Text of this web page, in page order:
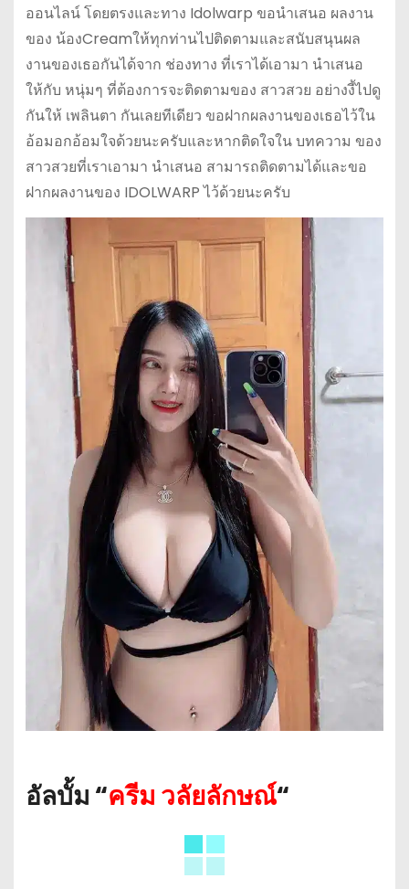
ออนไลน์ โดยตรงและทาง Idolwarp ขอนำเสนอ ผลงาน
ของ น้องCreamให้ทุกท่านไปติดตามและสนับสนุนผล
งานของเธอกันได้จาก ช่องทาง ที่เราได้เอามา นำเสนอ
ให้กับ หนุ่มๆ ที่ต้องการจะติดตามของ สาวสวย อย่างงี้ไปดู
กันให้ เพลินตา กันเลยทีเดียว ขอฝากผลงานของเธอไว้ใน
อ้อมอกอ้อมใจด้วยนะครับและหากติดใจใน บทความ ของ
สาวสวยที่เราเอามา นำเสนอ สามารถติดตามได้และขอ
ฝากผลงานของ IDOLWARP ไว้ด้วยนะครับ
อัลบั้ม “ครีม วลัยลักษณ์“